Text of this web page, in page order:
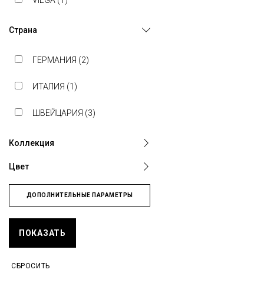
Страна
ГЕРМАНИЯ (2)
ИТАЛИЯ (1 )
ШВЕЙЦАРИЯ (3)
Коллекция
Цвет
ДОПОЛНИТЕЛЬНЫЕ ПАРАМЕТРЫ